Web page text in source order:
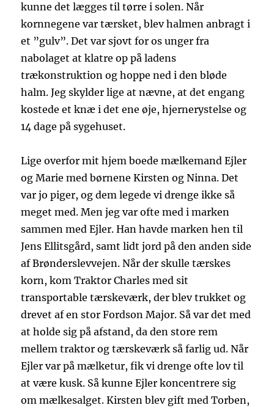
kunne det lægges til tørre i solen. Når
kornnegene var tærsket, blev halmen anbragt i
et ”gulv”. Det var sjovt for os unger fra
nabolaget at klatre op på ladens
trækonstruktion og hoppe ned i den bløde
halm. Jeg skylder lige at nævne, at det engang
kostede et knæ i det ene øje, hjernerystelse og
14 dage på sygehuset.
Lige overfor mit hjem boede mælkemand Ejler
og Marie med børnene Kirsten og Ninna. Det
var jo piger, og dem legede vi drenge ikke så
meget med. Men jeg var ofte med i marken
sammen med Ejler. Han havde marken hen til
Jens Ellitsgård, samt lidt jord på den anden side
af Brønderslevvejen. Når der skulle tærskes
korn, kom Traktor Charles med sit
transportable tærskeværk, der blev trukket og
drevet af en stor Fordson Major. Så var det med
at holde sig på afstand, da den store rem
mellem traktor og tærskeværk så farlig ud. Når
Ejler var på mælketur, fik vi drenge ofte lov til
at være kusk. Så kunne Ejler koncentrere sig
om mælkesalget. Kirsten blev gift med Torben,